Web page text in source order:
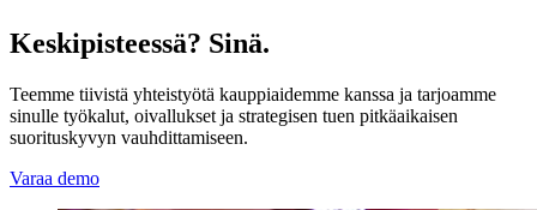
Keskipisteessä? Sinä.
Teemme tiivistä yhteistyötä kauppiaidemme kanssa ja tarjoamme
sinulle työkalut, oivallukset ja strategisen tuen pitkäaikaisen
suorituskyvyn vauhdittamiseen.
Varaa demo